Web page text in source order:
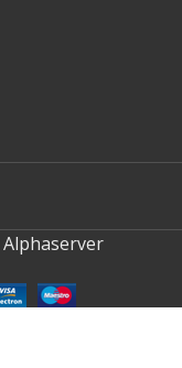
Alphaserver